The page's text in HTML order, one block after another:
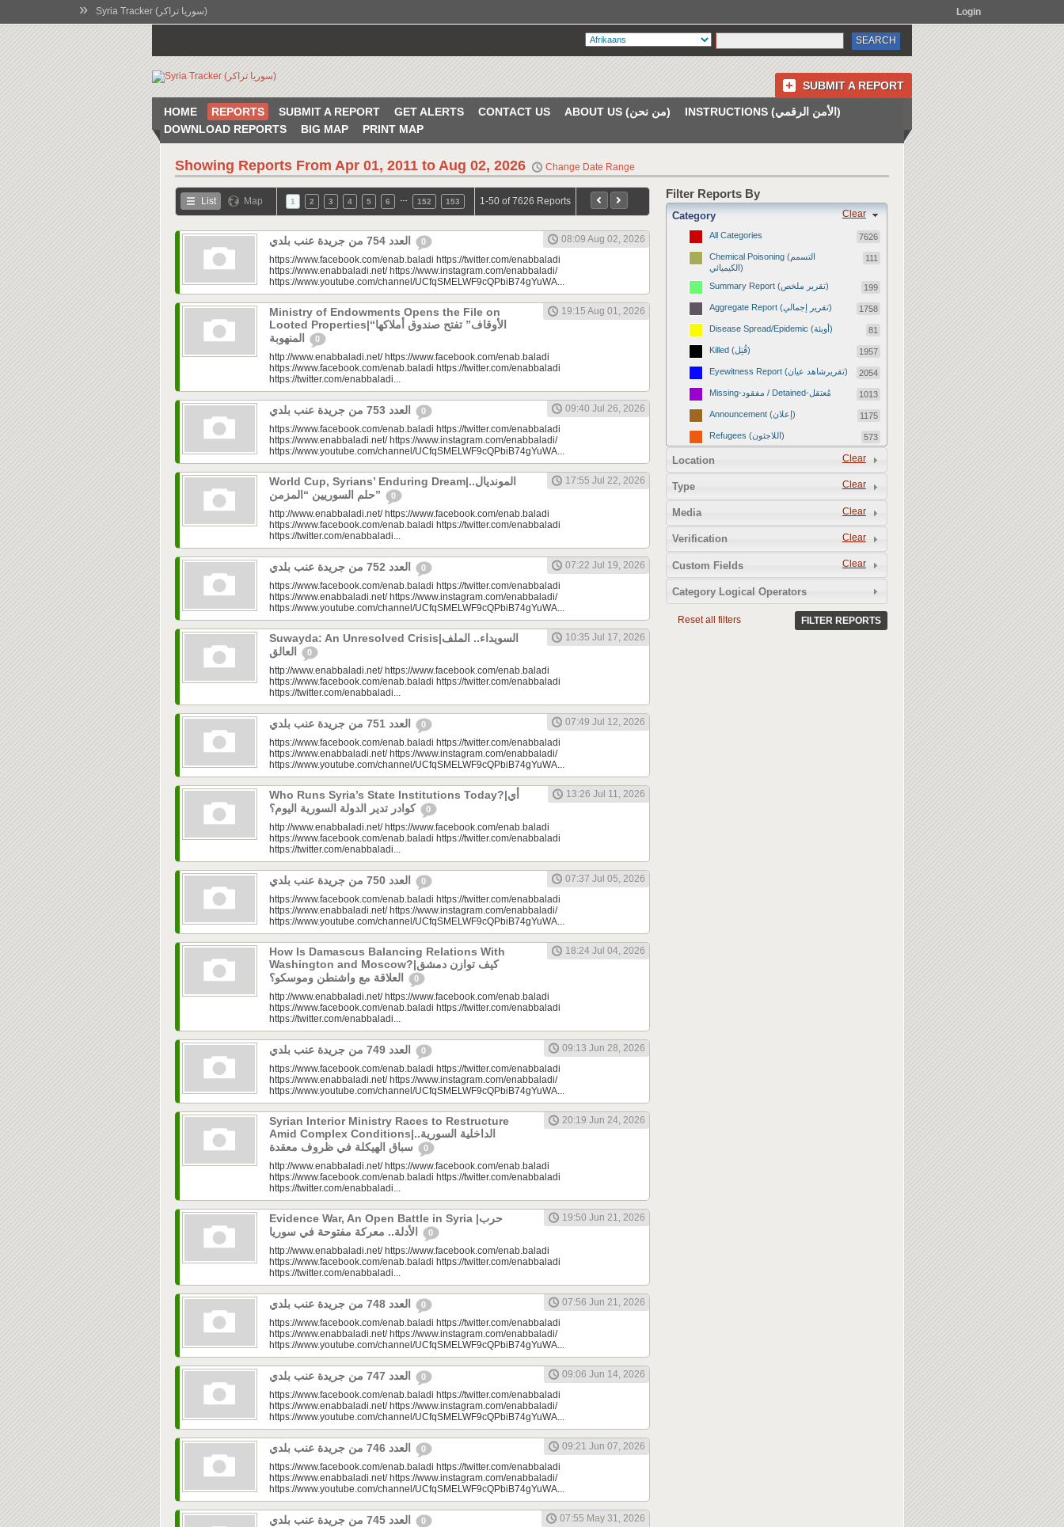
» Syria Tracker (سوريا تراكر) Login
SUBMIT A REPORT
HOME REPORTS SUBMIT A REPORT GET ALERTS CONTACT US ABOUT US (من نحن)
INSTRUCTIONS (الأمن الرقمي)
DOWNLOAD REPORTS
BIG MAP PRINT MAP
Showing Reports From Apr 01, 2011 to Aug 02, 2026 Change Date Range
List Map 1 2 3 4 5 6 152 153 1-50 of 7626 Reports
0
08:09 Aug 02, 2026
https://www.facebook.com/enab.baladi https://twitter.com/enabbaladi
https://www.enabbaladi.net/ https://www.instagram.com/enabbaladi/
https://www.youtube.com/channel/UCfqSMELWF9cQPbiB74gYuWA...
Ministry of Endowments Opens the File on
Looted Properties|“الأوقاف” تفتح صندوق أملاكها
0
19:15 Aug 01, 2026
http://www.enabbaladi.net/ https://www.facebook.com/enab.baladi
https://www.facebook.com/enab.baladi https://twitter.com/enabbaladi
https://twitter.com/enabbaladi...
0
09:40 Jul 26, 2026
https://www.facebook.com/enab.baladi https://twitter.com/enabbaladi
https://www.enabbaladi.net/ https://www.instagram.com/enabbaladi/
https://www.youtube.com/channel/UCfqSMELWF9cQPbiB74gYuWA...
World Cup, Syrians’ Enduring Dream|المونديال..
حلم السوريين “المزمن”
0
17:55 Jul 22, 2026
http://www.enabbaladi.net/ https://www.facebook.com/enab.baladi
https://www.facebook.com/enab.baladi https://twitter.com/enabbaladi
https://twitter.com/enabbaladi...
0
07:22 Jul 19, 2026
https://www.facebook.com/enab.baladi https://twitter.com/enabbaladi
https://www.enabbaladi.net/ https://www.instagram.com/enabbaladi/
https://www.youtube.com/channel/UCfqSMELWF9cQPbiB74gYuWA...
Suwayda: An Unresolved Crisis|السويداء.. الملف
0
10:35 Jul 17, 2026
http://www.enabbaladi.net/ https://www.facebook.com/enab.baladi
https://www.facebook.com/enab.baladi https://twitter.com/enabbaladi
https://twitter.com/enabbaladi...
0
07:49 Jul 12, 2026
https://www.facebook.com/enab.baladi https://twitter.com/enabbaladi
https://www.enabbaladi.net/ https://www.instagram.com/enabbaladi/
https://www.youtube.com/channel/UCfqSMELWF9cQPbiB74gYuWA...
Who Runs Syria’s State Institutions Today?|أي
كوادر تدير الدولة السورية اليوم؟
0
13:26 Jul 11, 2026
http://www.enabbaladi.net/ https://www.facebook.com/enab.baladi
https://www.facebook.com/enab.baladi https://twitter.com/enabbaladi
https://twitter.com/enabbaladi...
0
07:37 Jul 05, 2026
https://www.facebook.com/enab.baladi https://twitter.com/enabbaladi
https://www.enabbaladi.net/ https://www.instagram.com/enabbaladi/
https://www.youtube.com/channel/UCfqSMELWF9cQPbiB74gYuWA...
How Is Damascus Balancing Relations With
Washington and Moscow?|كيف توازن دمشق
0
18:24 Jul 04, 2026
http://www.enabbaladi.net/ https://www.facebook.com/enab.baladi
https://www.facebook.com/enab.baladi https://twitter.com/enabbaladi
https://twitter.com/enabbaladi...
0
09:13 Jun 28, 2026
https://www.facebook.com/enab.baladi https://twitter.com/enabbaladi
https://www.enabbaladi.net/ https://www.instagram.com/enabbaladi/
https://www.youtube.com/channel/UCfqSMELWF9cQPbiB74gYuWA...
Syrian Interior Ministry Races to Restructure
Amid Complex Conditions|الداخلية السورية..
0
20:19 Jun 24, 2026
http://www.enabbaladi.net/ https://www.facebook.com/enab.baladi
https://www.facebook.com/enab.baladi https://twitter.com/enabbaladi
https://twitter.com/enabbaladi...
Evidence War, An Open Battle in Syria |حرب
0
19:50 Jun 21, 2026
http://www.enabbaladi.net/ https://www.facebook.com/enab.baladi
https://www.facebook.com/enab.baladi https://twitter.com/enabbaladi
https://twitter.com/enabbaladi...
0
07:56 Jun 21, 2026
https://www.facebook.com/enab.baladi https://twitter.com/enabbaladi
https://www.enabbaladi.net/ https://www.instagram.com/enabbaladi/
https://www.youtube.com/channel/UCfqSMELWF9cQPbiB74gYuWA...
0
09:06 Jun 14, 2026
https://www.facebook.com/enab.baladi https://twitter.com/enabbaladi
https://www.enabbaladi.net/ https://www.instagram.com/enabbaladi/
https://www.youtube.com/channel/UCfqSMELWF9cQPbiB74gYuWA...
0
09:21 Jun 07, 2026
https://www.facebook.com/enab.baladi https://twitter.com/enabbaladi
https://www.enabbaladi.net/ https://www.instagram.com/enabbaladi/
https://www.youtube.com/channel/UCfqSMELWF9cQPbiB74gYuWA...
0
07:55 May 31, 2026
Filter Reports By
Clear
Category
All Categories 7626
Chemical Poisoning (التسمم
الكيميائي)
111
Summary Report (تقرير ملخص) 199
Aggregate Report (تقرير إجمالي) 1758
Disease Spread/Epidemic (أوبئة) 81
Killed (قُتِل) 1957
Eyewitness Report (تقريرشاهد عيان) 2054
Missing-مفقود / Detained-مُعتقل 1013
Announcement (إعلان) 1175
Refugees (اللاجئون) 573
1672
Revenge Killings (القتل بدافع الانتقام) 11
2
13
Clear
Location
Clear
Type
Clear
Media
Clear
Verification
Clear
Custom Fields
Category Logical Operators
Reset all filters FILTER REPORTS